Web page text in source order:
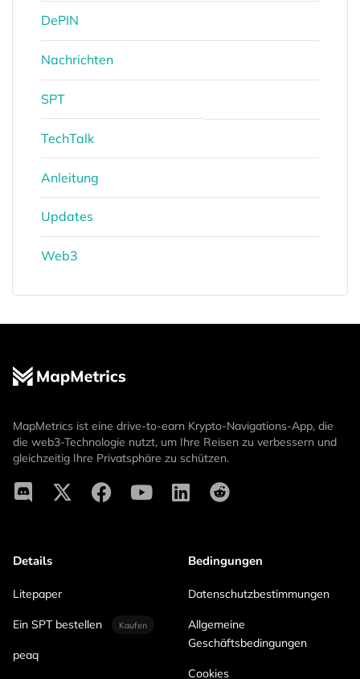
DePIN
Nachrichten
SPT
TechTalk
Anleitung
Updates
Web3
MapMetrics ist eine drive-to-earn Krypto-Navigations-App, die
die web3-Technologie nutzt, um Ihre Reisen zu verbessern und
gleichzeitig Ihre Privatsphäre zu schützen.
Details
Litepaper
Ein SPT bestellen Kaufen
peaq
Bedingungen
Datenschutzbestimmungen
Allgemeine
Geschäftsbedingungen
Cookies